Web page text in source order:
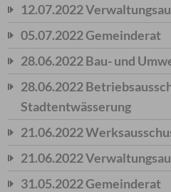
12.07.2022
05.07.2022 Gemeinderat
28.06.2022 Bau- und
28.06.2022
Stadtentwässerung
21.06.2022
21.06.2022
31.05.2022 Gemeinderat